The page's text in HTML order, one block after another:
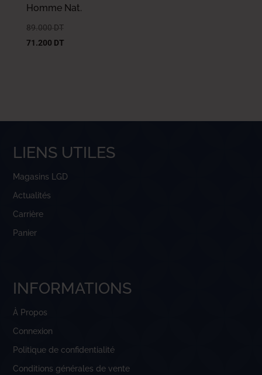
Homme Nat.
89.000 DT
71.200 DT
LIENS UTILES
Magasins LGD
Actualités
Carrière
Panier
INFORMATIONS
À Propos
Connexion
Politique de confidentialité
Conditions générales de vente